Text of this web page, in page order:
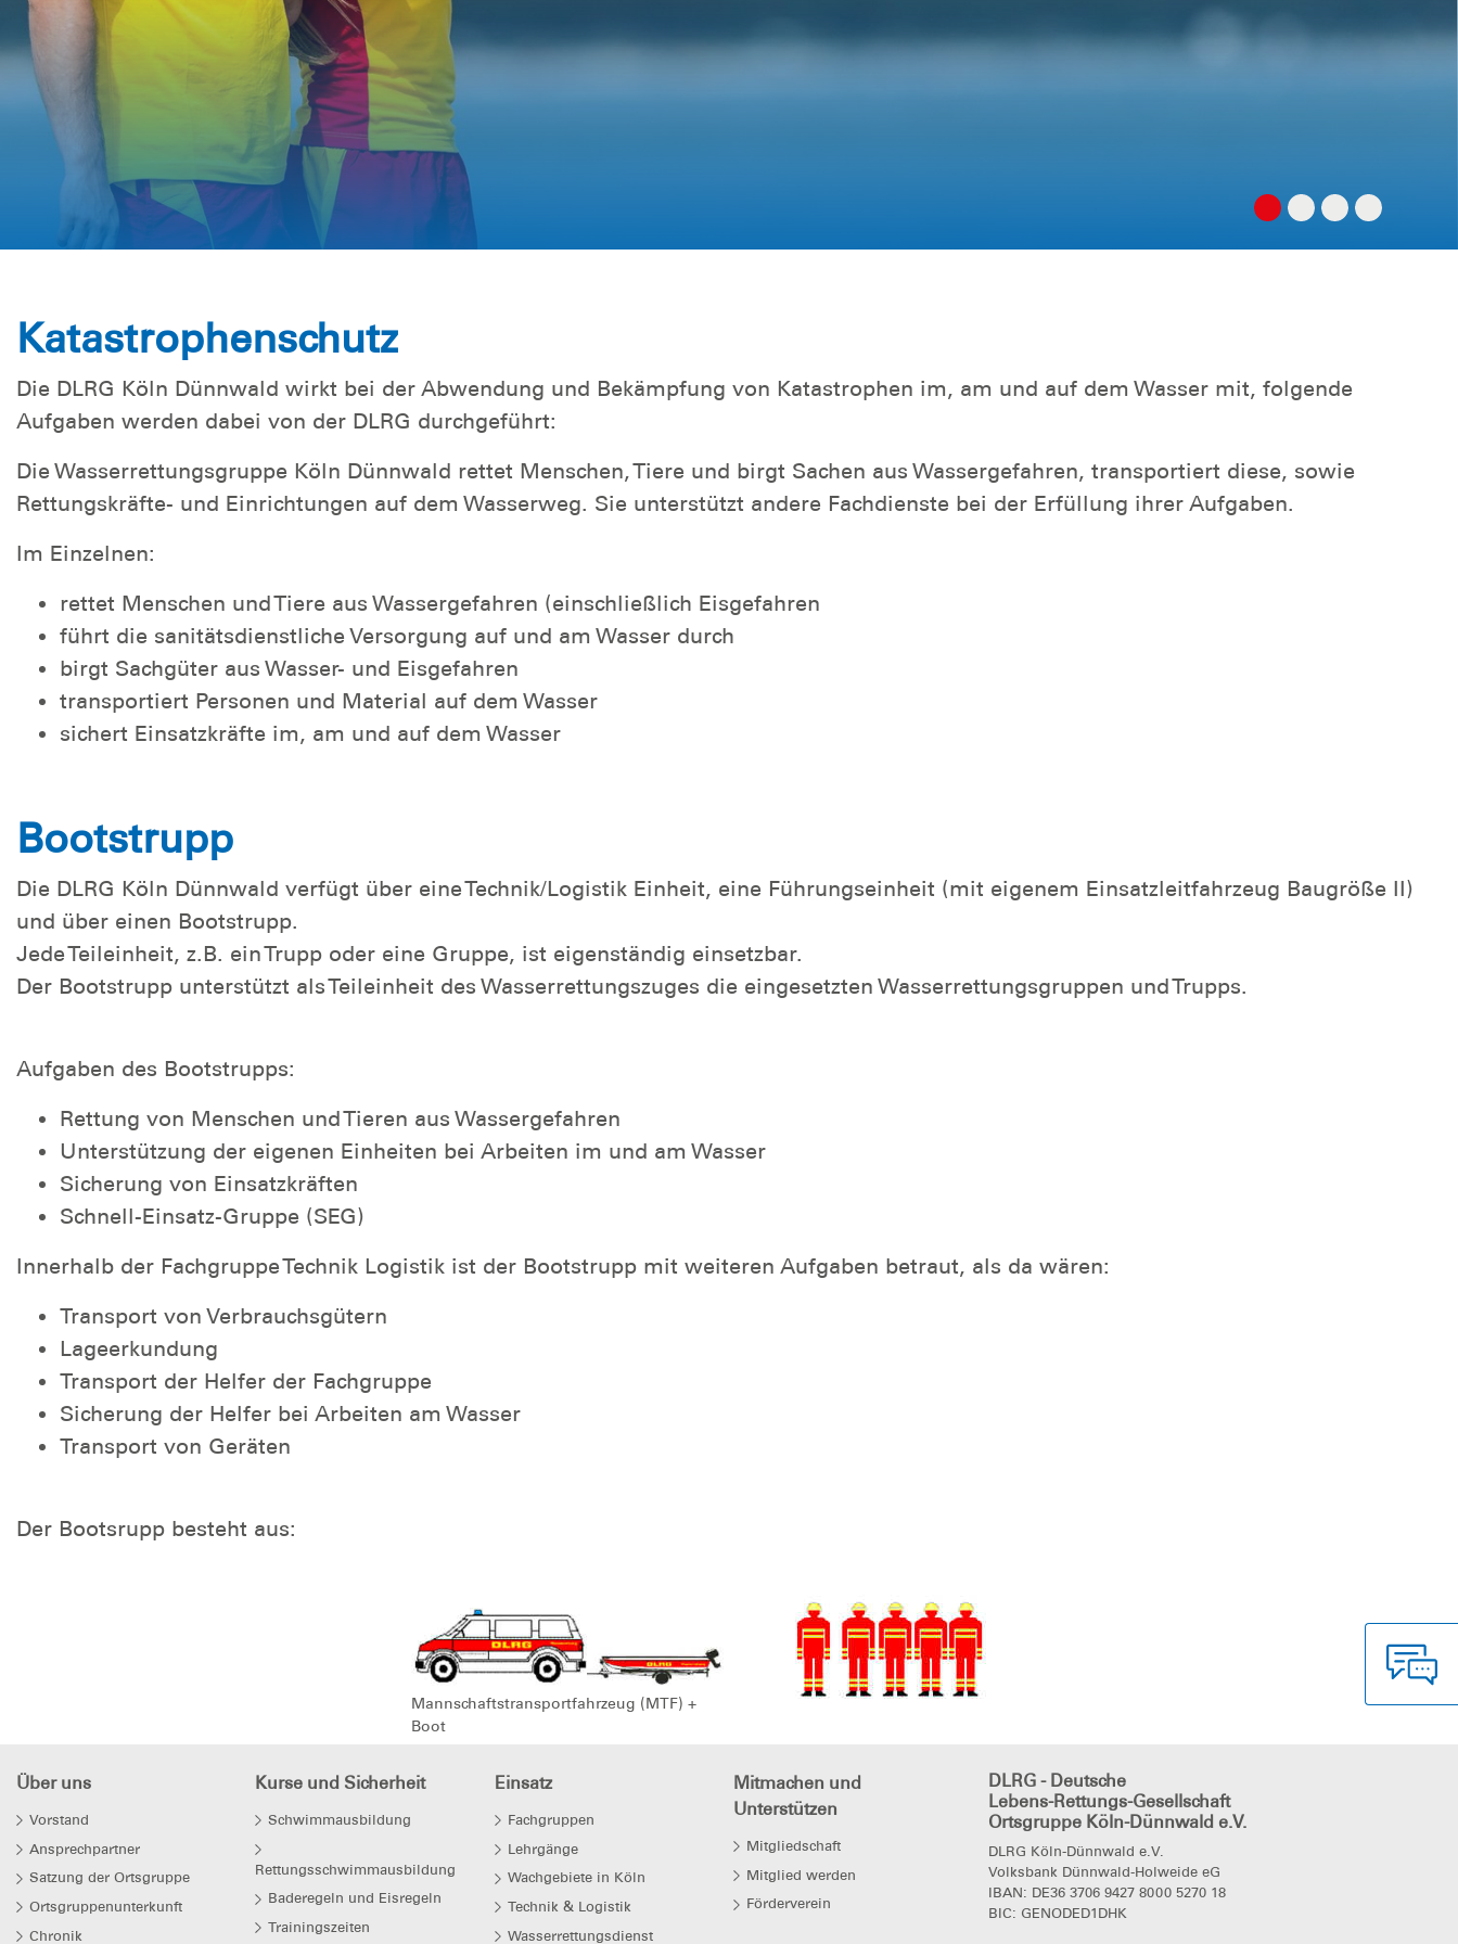
Katastrophenschutz
Die DLRG Köln Dünnwald wirkt bei der Abwendung und Bekämpfung von Katastrophen im, am und auf dem Wasser mit, folgende
Aufgaben werden dabei von der DLRG durchgeführt:
Die Wasserrettungsgruppe Köln Dünnwald rettet Menschen, Tiere und birgt Sachen aus Wassergefahren, transportiert diese, sowie
Rettungskräfte- und Einrichtungen auf dem Wasserweg. Sie unterstützt andere Fachdienste bei der Erfüllung ihrer Aufgaben.
Im Einzelnen:
rettet Menschen und Tiere aus Wassergefahren (einschließlich Eisgefahren
führt die sanitätsdienstliche Versorgung auf und am Wasser durch
birgt Sachgüter aus Wasser- und Eisgefahren
transportiert Personen und Material auf dem Wasser
sichert Einsatzkräfte im, am und auf dem Wasser
Bootstrupp
Die DLRG Köln Dünnwald verfügt über eine Technik/Logistik Einheit, eine Führungseinheit (mit eigenem Einsatzleitfahrzeug Baugröße II)
und über einen Bootstrupp.
Jede Teileinheit, z.B. ein Trupp oder eine Gruppe, ist eigenständig einsetzbar.
Der Bootstrupp unterstützt als Teileinheit des Wasserrettungszuges die eingesetzten Wasserrettungsgruppen und Trupps.
Aufgaben des Bootstrupps:
Rettung von Menschen und Tieren aus Wassergefahren
Unterstützung der eigenen Einheiten bei Arbeiten im und am Wasser
Sicherung von Einsatzkräften
Schnell-Einsatz-Gruppe (SEG)
Innerhalb der Fachgruppe Technik Logistik ist der Bootstrupp mit weiteren Aufgaben betraut, als da wären:
Transport von Verbrauchsgütern
Lageerkundung
Transport der Helfer der Fachgruppe
Sicherung der Helfer bei Arbeiten am Wasser
Transport von Geräten
Der Bootsrupp besteht aus:
Mannschaftstransportfahrzeug (MTF) +
Boot
Über uns
Vorstand
Ansprechpartner
Satzung der Ortsgruppe
Ortsgruppenunterkunft
Chronik
Kurse und Sicherheit
Schwimmausbildung
Rettungsschwimmausbildung
Baderegeln und Eisregeln
Trainingszeiten
Einsatz
Fachgruppen
Lehrgänge
Wachgebiete in Köln
Technik & Logistik
Wasserrettungsdienst
Mitmachen und
Unterstützen
Mitgliedschaft
Mitglied werden
Förderverein
DLRG - Deutsche
Lebens-Rettungs-Gesellschaft
Ortsgruppe Köln-Dünnwald e.V.
DLRG Köln-Dünnwald e.V.
Volksbank Dünnwald-Holweide eG
IBAN: DE36 3706 9427 8000 5270 18
BIC: GENODED1DHK